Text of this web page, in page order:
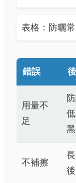
表格：防曬
錯誤
用量不
足
黑
不補擦